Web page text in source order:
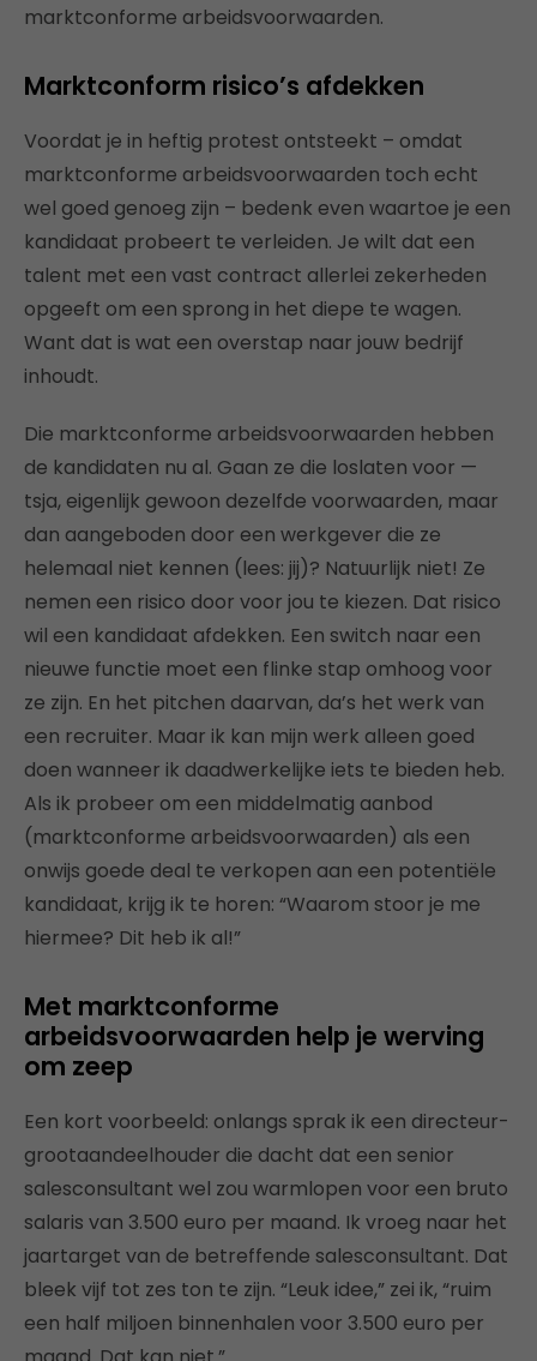
marktconforme arbeidsvoorwaarden.
Marktconform risico’s afdekken
Voordat je in heftig protest ontsteekt – omdat
marktconforme arbeidsvoorwaarden toch echt
wel goed genoeg zijn – bedenk even waartoe je een
kandidaat probeert te verleiden. Je wilt dat een
talent met een vast contract allerlei zekerheden
opgeeft om een sprong in het diepe te wagen.
Want dat is wat een overstap naar jouw bedrijf
inhoudt.
Die marktconforme arbeidsvoorwaarden hebben
de kandidaten nu al. Gaan ze die loslaten voor —
tsja, eigenlijk gewoon dezelfde voorwaarden, maar
dan aangeboden door een werkgever die ze
helemaal niet kennen (lees: jij)? Natuurlijk niet! Ze
nemen een risico door voor jou te kiezen. Dat risico
wil een kandidaat afdekken. Een switch naar een
nieuwe functie moet een flinke stap omhoog voor
ze zijn. En het pitchen daarvan, da’s het werk van
een recruiter. Maar ik kan mijn werk alleen goed
doen wanneer ik daadwerkelijke iets te bieden heb.
Als ik probeer om een middelmatig aanbod
(marktconforme arbeidsvoorwaarden) als een
onwijs goede deal te verkopen aan een potentiële
kandidaat, krijg ik te horen: “Waarom stoor je me
hiermee? Dit heb ik al!”
Met marktconforme
arbeidsvoorwaarden help je werving
om zeep
Een kort voorbeeld: onlangs sprak ik een directeur-
grootaandeelhouder die dacht dat een senior
salesconsultant wel zou warmlopen voor een bruto
salaris van 3.500 euro per maand. Ik vroeg naar het
jaartarget van de betreffende salesconsultant. Dat
bleek vijf tot zes ton te zijn. “Leuk idee,” zei ik, “ruim
een half miljoen binnenhalen voor 3.500 euro per